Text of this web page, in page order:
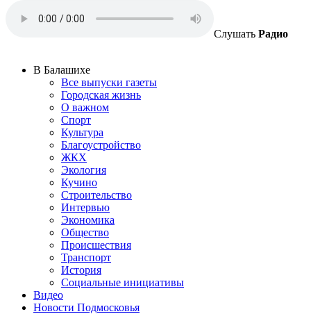
Слушать Радио
В Балашихе
Все выпуски газеты
Городская жизнь
О важном
Спорт
Культура
Благоустройство
ЖКХ
Экология
Кучино
Строительство
Интервью
Экономика
Общество
Происшествия
Транспорт
История
Социальные инициативы
Видео
Новости Подмосковья